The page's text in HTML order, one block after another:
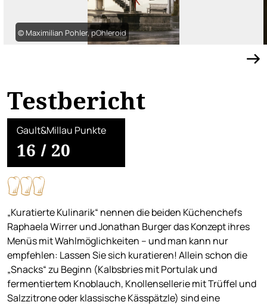
© Maximilian Pohler, pOhleroid
Testbericht
Gault&Millau Punkte
16 / 20
„Kuratierte Kulinarik“ nennen die beiden Küchenchefs
Raphaela Wirrer und Jonathan Burger das Konzept ihres
Menüs mit Wahlmöglichkeiten – und man kann nur
empfehlen: Lassen Sie sich kuratieren! Allein schon die
„Snacks“ zu Beginn (Kalbsbries mit Portulak und
fermentiertem Knoblauch, Knollensellerie mit Trüffel und
Salzzitrone oder klassische Kässpätzle) sind eine